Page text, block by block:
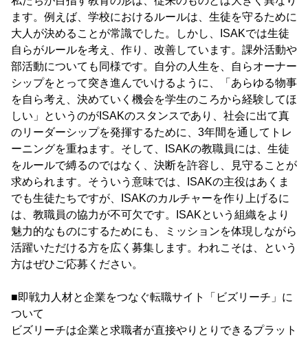
ます。例えば、学校におけるルールは、生徒を守るために
大人が決めることが常識でした。しかし、ISAKでは生徒
自らがルールを考え、作り、改善しています。課外活動や
部活動についても同様です。自分の人生を、自らオーナー
シップをとって突き進んでいけるように、「あらゆる物事
を自ら考え、決めていく機会を学生のころから経験してほ
しい」というのがISAKのスタンスであり、社会に出て真
のリーダーシップを発揮するために、3年間を通してトレ
ーニングを重ねます。そして、ISAKの教職員には、生徒
をルールで縛るのではなく、決断を許容し、見守ることが
求められます。そういう意味では、ISAKの主役はあくま
でも生徒たちですが、ISAKのカルチャーを作り上げるに
は、教職員の協力が不可欠です。ISAKという組織をより
魅力的なものにするためにも、ミッションを体現しながら
活躍いただける方を広く募集します。われこそは、という
方はぜひご応募ください。
■即戦力人材と企業をつなぐ転職サイト「ビズリーチ」に
ついて
ビズリーチは企業と求職者が直接やりとりできるプラット